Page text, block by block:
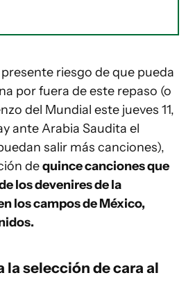
riesgo de que pueda
por fuera de este repaso (o
del Mundial este jueves 11,
ante Arabia Saudita el
salir más canciones),
dequince canciones que
los devenires de la
los campos de México,
la selección de cara al